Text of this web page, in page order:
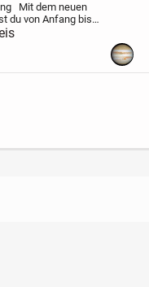
Mit dem neuen
du von Anfang bis
Spiels - dank
und Dämpfung.
die neueste